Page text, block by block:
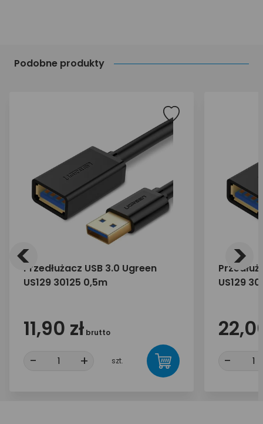
Podobne produkty
Przedłużacz USB 3.0 Ugreen
US129 30125 0,5m
11,90 zł brutto
- + szt.
US129
-
< >